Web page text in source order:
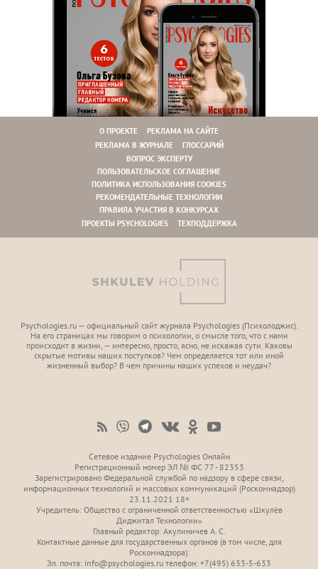
О ПРОЕКТЕ
РЕКЛАМА НА САЙТЕ
РЕКЛАМА В ЖУРНАЛЕ
ГЛОССАРИЙ
ВОПРОС ЭКСПЕРТУ
ПОЛЬЗОВАТЕЛЬСКОЕ СОГЛАШЕНИЕ
ПОЛИТИКА ИСПОЛЬЗОВАНИЯ COOKIES
РЕКОМЕНДАТЕЛЬНЫЕ ТЕХНОЛОГИИ
ПРАВИЛА УЧАСТИЯ В КОНКУРСАХ
ПРОЕКТЫ PSYCHOLOGIES
ТЕХПОДДЕРЖКА
Psychologies.ru — официальный сайт журнала Psychologies (Психoлоджиc).
На его страницах мы говорим о психологии, о смысле того, что с нами
происходит в жизни, — интересно, просто, ясно, не искажая сути. Каковы
скрытые мотивы наших поступков? Чем определяется тот или иной
жизненный выбор? В чем причины наших успехов и неудач?
Сетевое издание Psychologies Онлайн
Регистрационный номер ЭЛ № ФС 77 - 82353
Зарегистрировано Федеральной службой по надзору в сфере связи,
информационных технологий и массовых коммуникаций (Роскомнадзор)
23.11.2021 18+
Учредитель: Общество с ограниченной ответственностью «Шкулёв
Диджитал Технологии»
Главный редактор: Акулиничев А. С.
Контактные данные для государственных органов (в том числе, для
Роскомнадзора):
Эл. почта: info@psychologies.ru телефон: +7(495) 633-5-633